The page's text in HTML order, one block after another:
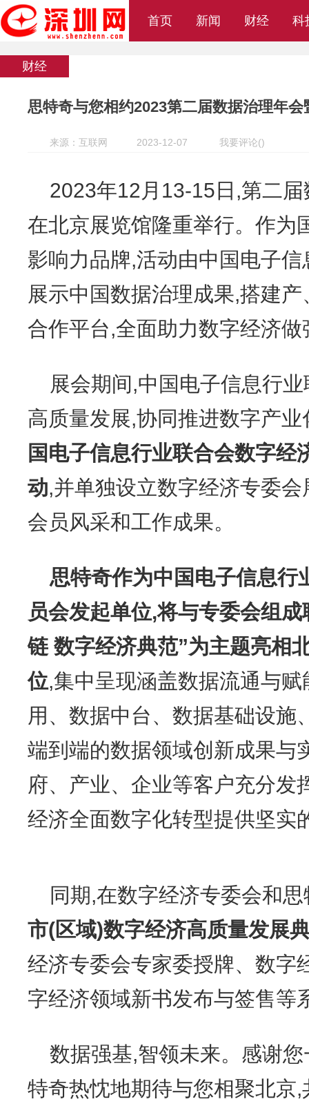
首页 新闻 财经 科
财经
思特奇与您相约2023第二届数据治理年会
来源：互联网 2023-12-07 我要评论()
2023年12月13-15日,第二
在北京展览馆隆重举行。作为
影响力品牌,活动由中国电子
展示中国数据治理成果,搭建
合作平台,全面助力数字经济
展会期间,中国电子信息行
高质量发展,协同推进数字产
国电子信息行业联合会数字经
动,并单独设立数字经济专委
会员风采和工作成果。
思特奇作为中国电子信息行
员会发起单位,将与专委会组
链 数字经济典范”为主题亮相
位,集中呈现涵盖数据流通与
用、数据中台、数据基础设施
端到端的数据领域创新成果与
府、产业、企业等客户充分发
经济全面数字化转型提供坚实
同期,在数字经济专委会和
市(区域)数字经济高质量发展
经济专委会专家委授牌、数字
字经济领域新书发布与签售等
数据强基,智领未来。感谢
特奇热忱地期待与您相聚北京